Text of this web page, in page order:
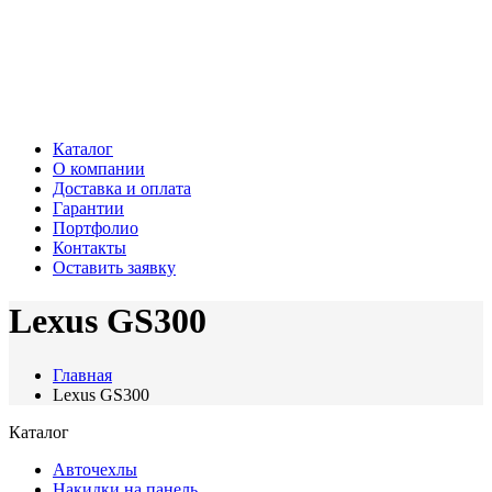
Каталог
О компании
Доставка и оплата
Гарантии
Портфолио
Контакты
Оставить заявку
Lexus GS300
Главная
Lexus GS300
Каталог
Авточехлы